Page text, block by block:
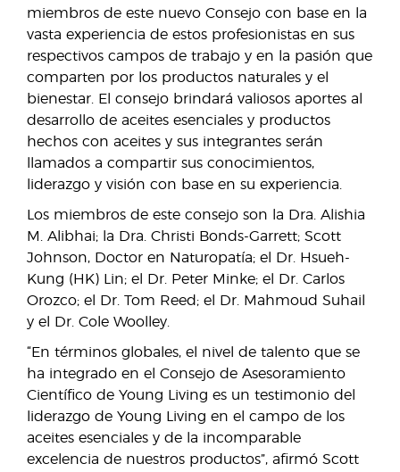
miembros de este nuevo Consejo con base en la
vasta experiencia de estos profesionistas en sus
respectivos campos de trabajo y en la pasión que
comparten por los productos naturales y el
bienestar. El consejo brindará valiosos aportes al
desarrollo de aceites esenciales y productos
hechos con aceites y sus integrantes serán
llamados a compartir sus conocimientos,
liderazgo y visión con base en su experiencia.
Los miembros de este consejo son la Dra. Alishia
M. Alibhai; la Dra. Christi Bonds-Garrett; Scott
Johnson, Doctor en Naturopatía; el Dr. Hsueh-
Kung (HK) Lin; el Dr. Peter Minke; el Dr. Carlos
Orozco; el Dr. Tom Reed; el Dr. Mahmoud Suhail
y el Dr. Cole Woolley.
“En términos globales, el nivel de talento que se
ha integrado en el Consejo de Asesoramiento
Científico de Young Living es un testimonio del
liderazgo de Young Living en el campo de los
aceites esenciales y de la incomparable
excelencia de nuestros productos”, afirmó Scott